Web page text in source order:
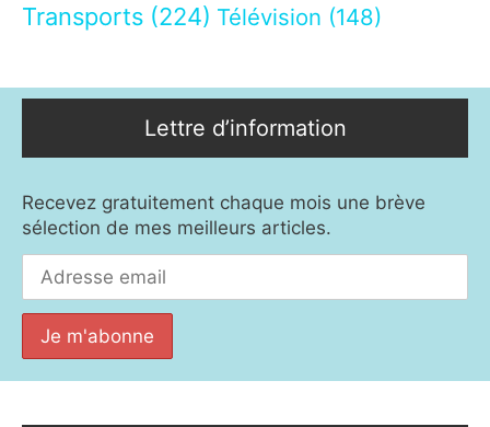
Transports (224) Télévision (148)
Lettre d’information
Recevez gratuitement chaque mois une brève
sélection de mes meilleurs articles.